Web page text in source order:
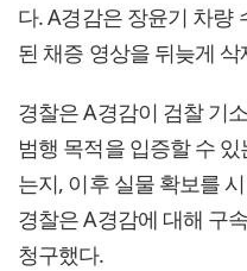
다. A경감은 장윤기 차량
된 채증 영상을 뒤늦게
경찰은 A경감이 검찰 기
범행 목적을 입증할 수
는지, 이후 실물 확보를
경찰은 A경감에 대해 구
청구했다.